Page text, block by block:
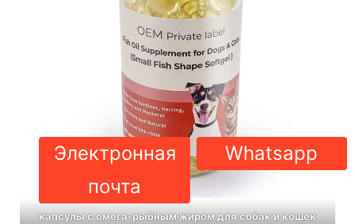
капсулы с омега-рыбным жиром для собак и кошек
Электронная
почта
Whatsapp